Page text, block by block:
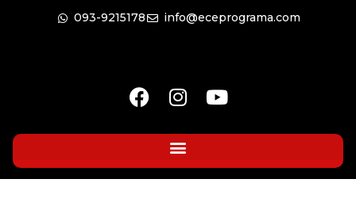
093-9215178 info@eceprograma.com